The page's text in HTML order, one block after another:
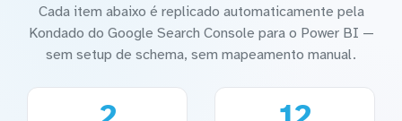
Cada item abaixo é replicado automaticamente pela
Kondado do Google Search Console para o Power BI —
sem setup de schema, sem mapeamento manual.